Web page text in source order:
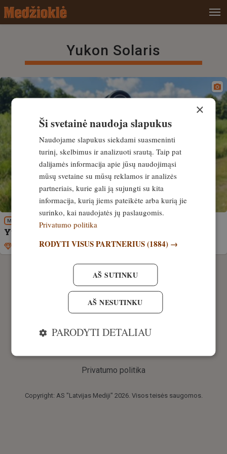
Yukon Solaris
MEDŽIOKLĖS REIKMENYS
Yukon biudžetinės klasės žiūronai
Išskirtinis 6. gegužė, 2021
Copyright: AS "Latvijas Mediji" 2026. Visos teisės saugomos.
Privatumo politika
×
Ši svetainė naudoja slapukus
Naudojame slapukus siekdami suasmeninti
turinį, skelbimus ir analizuoti srautą. Taip pat
dalijamės informacija apie jūsų naudojimąsi
mūsų svetaine su mūsų reklamos ir analizės
partneriais, kurie gali ją sujungti su kita
informacija, kurią jiems pateikėte arba kurią jie
surinko, kai naudojatės jų paslaugomis.
Privatumo politika
RODYTI VISUS PARTNERIUS(1884) →
AŠ SUTINKU
AŠ NESUTINKU
PARODYTI DETALIAU